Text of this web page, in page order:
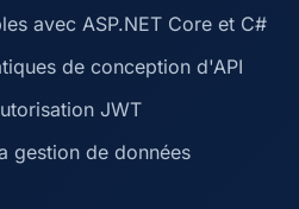
avec ASP.NET Core et C#
de conception d'API
JWT
gestion de données